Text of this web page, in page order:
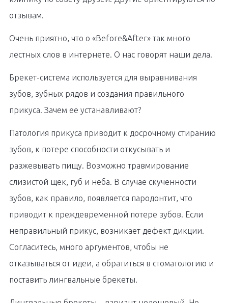
отзывам.
Очень приятно, что о «Before&After» так много
лестных слов в интернете. О нас говорят наши дела.
Брекет-система используется для выравнивания
зубов, зубных рядов и создания правильного
прикуса. Зачем ее устанавливают?
Патология прикуса приводит к досрочному стиранию
зубов, к потере способности откусывать и
разжевывать пищу. Возможно травмирование
слизистой щек, губ и неба. В случае скученности
зубов, как правило, появляется пародонтит, что
приводит к преждевременной потере зубов. Если
неправильный прикус, возникает дефект дикции.
Согласитесь, много аргументов, чтобы не
отказываться от идеи, а обратиться в стоматологию и
поставить лингвальные брекеты.